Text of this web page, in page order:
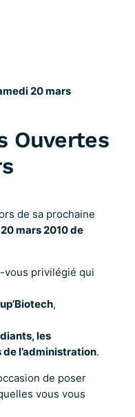
20 mars
Ouvertes
de sa prochaine
mars 2010 de
vous privilégié qui
,
les
l’administration.
de poser
vous vous